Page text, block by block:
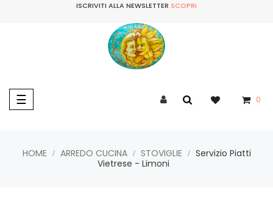
ISCRIVITI ALLA NEWSLETTER SCOPRI
navigazione
Toggle
☰ 0
HOME ARREDO CUCINA STOVIGLIE
Servizio Piatti
Vietrese - Limoni